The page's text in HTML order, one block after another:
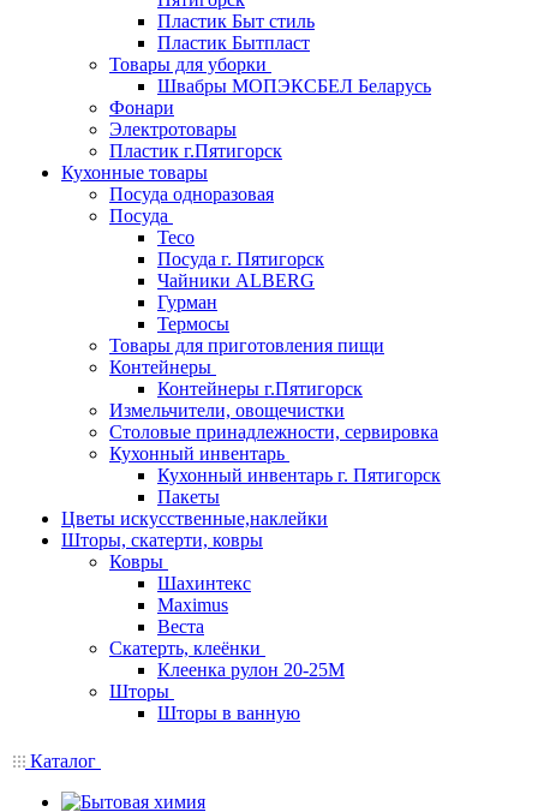
Пластик Быт стиль
Пластик Бытпласт
Товары для уборки
Швабры МОПЭКСБЕЛ Беларусь
Фонари
Электротовары
Пластик г.Пятигорск
Кухонные товары
Посуда одноразовая
Посуда
Teco
Посуда г. Пятигорск
Чайники ALBERG
Гурман
Термосы
Товары для приготовления пищи
Контейнеры
Контейнеры г.Пятигорск
Измельчители, овощечистки
Столовые принадлежности, сервировка
Кухонный инвентарь
Кухонный инвентарь г. Пятигорск
Пакеты
Цветы искусственные,наклейки
Шторы, скатерти, ковры
Ковры
Шахинтекс
Maximus
Веста
Скатерть, клеёнки
Клеенка рулон 20-25М
Шторы
Шторы в ванную
Каталог